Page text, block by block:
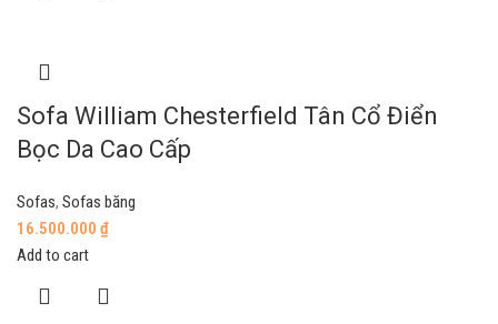
Sofa William Chesterfield Tân Cổ Điển
Bọc Da Cao Cấp
Sofas, Sofas băng
16.500.000 ₫
Add to cart